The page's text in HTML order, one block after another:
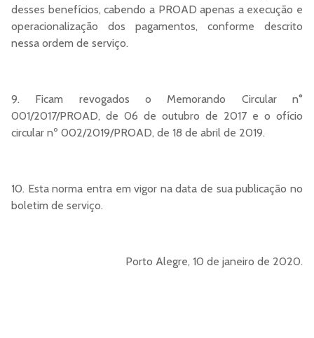
desses benefícios, cabendo a PROAD apenas a execução e
operacionalização dos pagamentos, conforme descrito
nessa ordem de serviço.
9. Ficam revogados o Memorando Circular n°
001/2017/PROAD, de 06 de outubro de 2017 e o ofício
circular nº 002/2019/PROAD, de 18 de abril de 2019.
10. Esta norma entra em vigor na data de sua publicação no
boletim de serviço.
Porto Alegre, 10 de janeiro de 2020.